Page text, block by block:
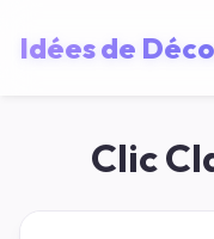
Idées de
Clic